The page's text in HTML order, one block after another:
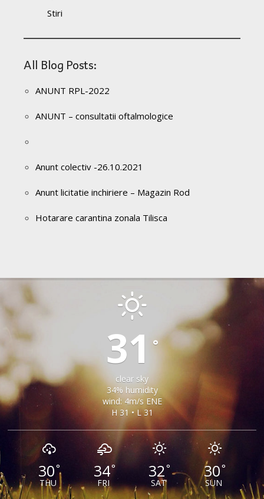
Stiri
All Blog Posts:
ANUNT RPL-2022
ANUNT – consultatii oftalmologice
Anunt colectiv -26.10.2021
Anunt licitatie inchiriere – Magazin Rod
Hotarare carantina zonala Tilisca
31 °
clear sky
34% humidity
wind: 4m/s ENE
H 31 • L 31
30°
THU
34°
FRI
32°
SAT
30°
SUN